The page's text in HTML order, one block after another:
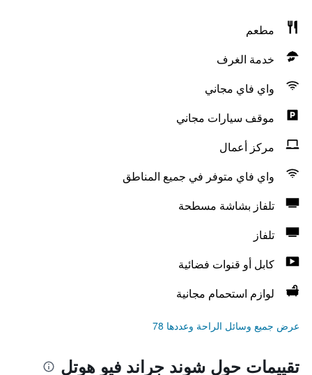
مطعم
خدمة الغرف
واي فاي مجاني
موقف سيارات مجاني
مركز أعمال
واي فاي متوفر في جميع المناطق
تلفاز بشاشة مسطحة
تلفاز
كابل أو قنوات فضائية
لوازم استحمام مجانية
عرض جميع وسائل الراحة وعددها 78
تقييمات حول شوند جراند فيو هوتل